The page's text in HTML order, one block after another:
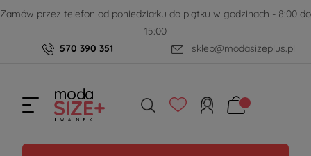
Zamów przez telefon od poniedziałku do piątku w godzinach - 8:00 do
15:00
570 390 351
sklep@modasizeplus.pl